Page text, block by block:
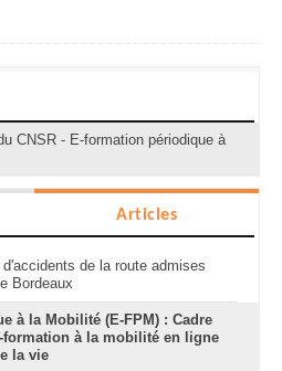
CNSR - E-formation périodique à
Articles
de la route admises
Bordeaux
à la Mobilité (E-FPM) : Cadre
à la mobilité en ligne
la vie